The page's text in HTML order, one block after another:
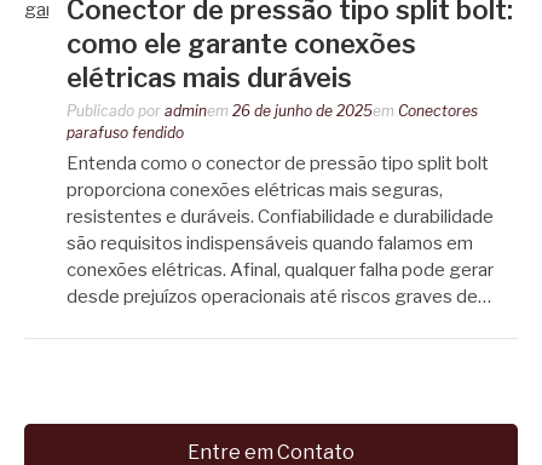
Conector de pressão tipo split bolt:
como ele garante conexões
elétricas mais duráveis
Publicado por adminem 26 de junho de 2025em Conectores
parafuso fendido
Entenda como o conector de pressão tipo split bolt
proporciona conexões elétricas mais seguras,
resistentes e duráveis. Confiabilidade e durabilidade
são requisitos indispensáveis quando falamos em
conexões elétricas. Afinal, qualquer falha pode gerar
desde prejuízos operacionais até riscos graves de…
Entre em Contato